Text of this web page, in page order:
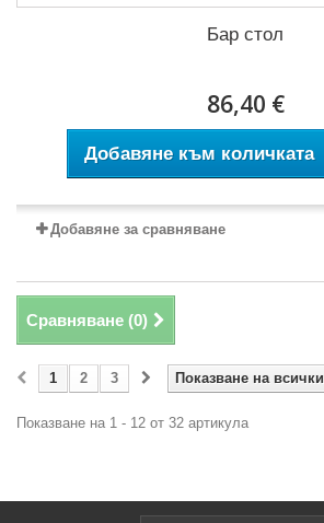
Бар стол
86,40 €
Добавяне към количката
Добавяне за сравняване
Сравняване (0)
Показване на всички
1 2 3
Показване на 1 - 12 от 32 артикула